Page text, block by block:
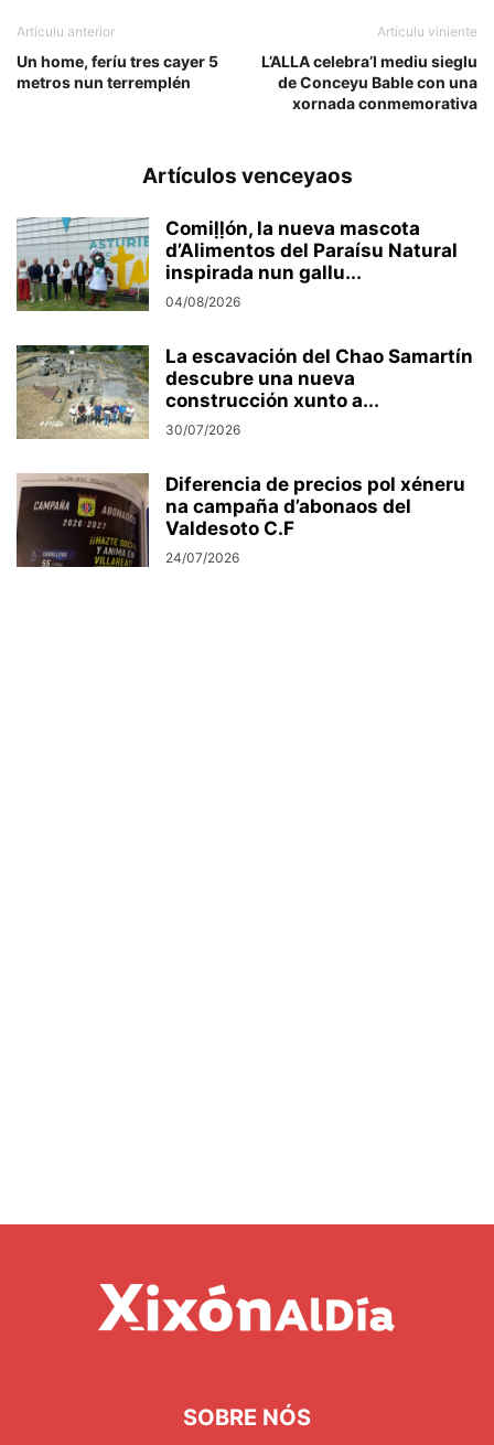
Artículu anterior
Un home, feríu tres cayer 5
metros nun terremplén
Artículu viniente
L’ALLA celebra’l mediu sieglu
de Conceyu Bable con una
xornada conmemorativa
Artículos venceyaos
Comiḷḷón, la nueva mascota
d’Alimentos del Paraísu Natural
inspirada nun gallu...
04/08/2026
La escavación del Chao Samartín
descubre una nueva
construcción xunto a...
30/07/2026
Diferencia de precios pol xéneru
na campaña d’abonaos del
Valdesoto C.F
24/07/2026
SOBRE NÓS